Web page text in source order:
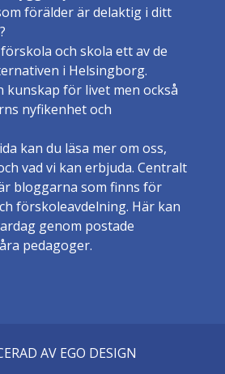
förälder är delaktig i ditt
och skola ett av de
i Helsingborg.
kunskap för livet men också
nyfikenhet och
kan du läsa mer om oss,
vad vi kan erbjuda. Centralt
bloggarna som finns för
förskoleavdelning. Här kan
genom postade
pedagoger.
AV EGO DESIGN